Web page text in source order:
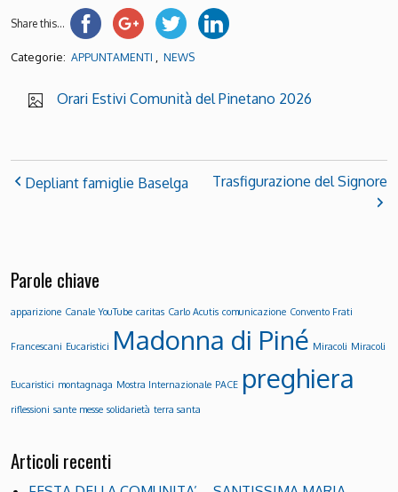
Share this...
Categorie: APPUNTAMENTI , NEWS
Orari Estivi Comunità del Pinetano 2026
Depliant famiglie Baselga Trasfigurazione del Signore
Parole chiave
apparizione Canale YouTube caritas Carlo Acutis comunicazione Convento Frati
Francescani Eucaristici Madonna di Piné Miracoli Miracoli
Eucaristici montagnaga Mostra Internazionale PACE preghiera
riflessioni sante messe solidarietà terra santa
Articoli recenti